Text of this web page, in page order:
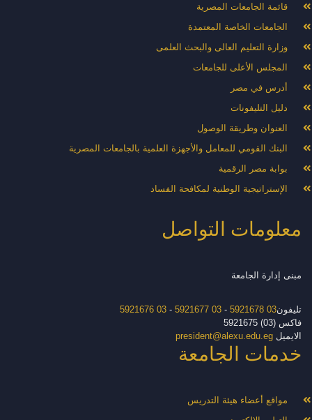
قائمة الجامعات المصرية
الجامعات الخاصة المعتمدة
وزارة التعليم العالى والبحث العلمى
المجلس الأعلى للجامعات
أدرس في مصر
دليل التليفونات
العنوان وطريقة الوصول
البنك القومي للمعامل والأجهزة العلمية بالجامعات المصرية
بوابة مصر الرقمية
الإستراتيجية الوطنية لمكافحة الفساد
معلومات التواصل
مبنى إدارة الجامعة
تليفون03 5921678
-
03 5921677
-
03 5921676
فاكس (03) 5921675
الايميلpresident@alexu.edu.eg
خدمات الجامعة
مواقع أعضاء هيئة التدريس